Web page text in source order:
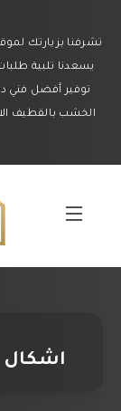
تشرفنا بزيارتك
يسعدنا تلبية
توفير أفضل فني
الخشب بالقطيف
اشكال